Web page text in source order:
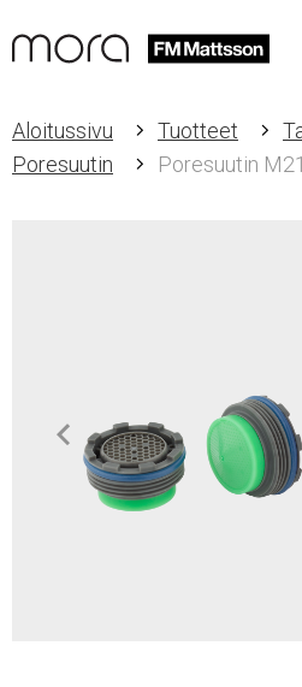
Aloitussivu Tuotteet
Poresuutin
Poresuutin